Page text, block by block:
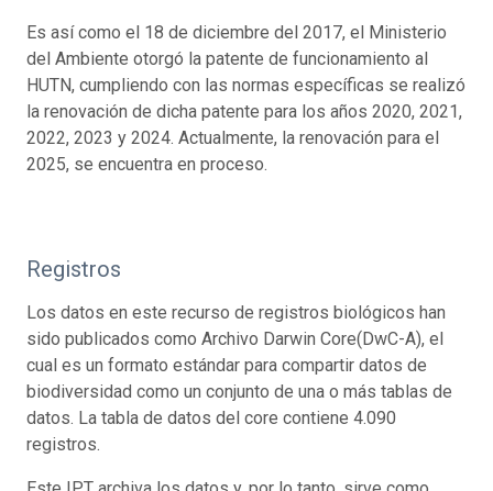
Es así como el 18 de diciembre del 2017, el Ministerio
del Ambiente otorgó la patente de funcionamiento al
HUTN, cumpliendo con las normas específicas se realizó
la renovación de dicha patente para los años 2020, 2021,
2022, 2023 y 2024. Actualmente, la renovación para el
2025, se encuentra en proceso.
Registros
Los datos en este recurso de registros biológicos han
sido publicados como Archivo Darwin Core(DwC-A), el
cual es un formato estándar para compartir datos de
biodiversidad como un conjunto de una o más tablas de
datos. La tabla de datos del core contiene 4.090
registros.